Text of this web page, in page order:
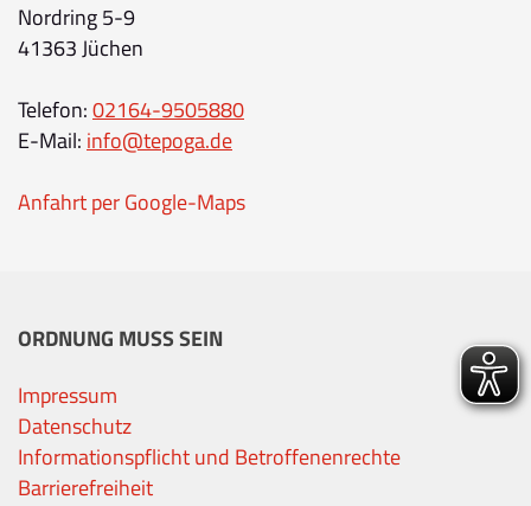
Nordring 5-9
41363 Jüchen
Telefon:02164-9505880
E-Mail: info@tepoga.de
Anfahrt per Google-Maps
ORDNUNG MUSS SEIN
Impressum
Datenschutz
Informationspflicht und Betroffenenrechte
Barrierefreiheit